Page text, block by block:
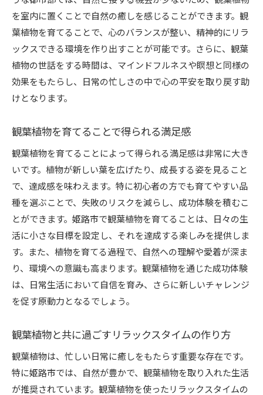
を室内に置くことで自然の癒しを感じることができます。観
葉植物を育てることで、心のバランスが整い、精神的にリラ
ックスできる環境を作り出すことが可能です。さらに、観葉
植物の世話をする時間は、マインドフルネスや瞑想と同様の
効果をもたらし、日常の忙しさの中で心の平安を取り戻す助
けとなります。
観葉植物を育てることで得られる満足感
観葉植物を育てることによって得られる満足感は非常に大き
いです。植物が新しい葉を広げたり、成長する姿を見ること
で、達成感を味わえます。特に初心者の方でも育てやすい品
種を選ぶことで、失敗のリスクを減らし、成功体験を積むこ
とができます。姫路市で観葉植物を育てることは、日々の生
活に小さな目標を設定し、それを達成する楽しみを提供しま
す。また、植物を育てる過程で、自然への理解や愛着が深ま
り、環境への意識も高まります。観葉植物を通じた成功体験
は、日常生活において自信を育み、さらに新しいチャレンジ
を促す原動力となるでしょう。
観葉植物と共に過ごすリラックスタイムの作り方
観葉植物は、忙しい日常に癒しをもたらす重要な存在です。
特に姫路市では、自然が豊かで、観葉植物を取り入れた生活
が推奨されています。観葉植物を使ったリラックスタイムの